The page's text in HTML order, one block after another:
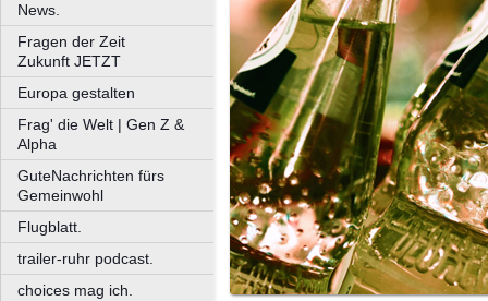
News.
Fragen der Zeit
Zukunft JETZT
Europa gestalten
Frag' die Welt | Gen Z &
Alpha
GuteNachrichten fürs
Gemeinwohl
Flugblatt.
trailer-ruhr podcast.
choices mag ich.